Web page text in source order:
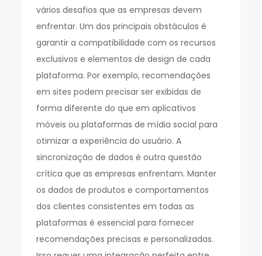
vários desafios que as empresas devem
enfrentar. Um dos principais obstáculos é
garantir a compatibilidade com os recursos
exclusivos e elementos de design de cada
plataforma. Por exemplo, recomendações
em sites podem precisar ser exibidas de
forma diferente do que em aplicativos
móveis ou plataformas de mídia social para
otimizar a experiência do usuário. A
sincronização de dados é outra questão
crítica que as empresas enfrentam. Manter
os dados de produtos e comportamentos
dos clientes consistentes em todas as
plataformas é essencial para fornecer
recomendações precisas e personalizadas.